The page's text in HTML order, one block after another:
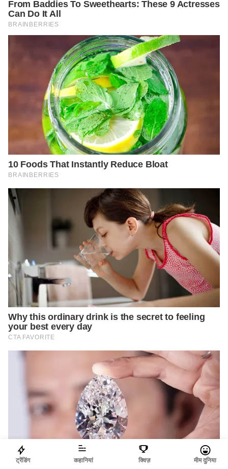
ट्रेंडिंग कहानियां क्विज़ मीम दुनिया